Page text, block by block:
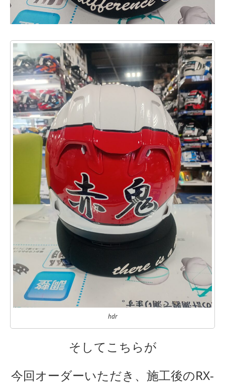
hdr
そしてこちらが
今回オーダーいただき、施工後のRX-